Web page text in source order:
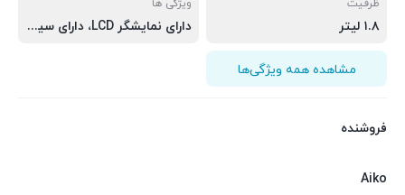
ظرفیت
۱.۸ لیتر
ویژگی ها
دارای نمایشگر LCD، دارای سیم به طول 90 سانتی متر
مشاهده همه ویژگی‌ها
فروشنده
Aiko